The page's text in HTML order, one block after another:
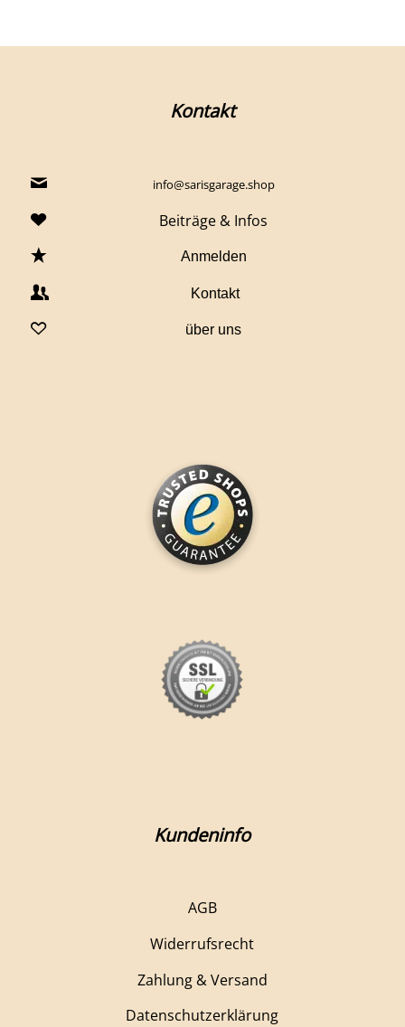
Kontakt
info@sarisgarage.shop
Beiträge & Infos
Anmelden
Kontakt
über uns
Kundeninfo
AGB
Widerrufsrecht
Zahlung & Versand
Datenschutzerklärung